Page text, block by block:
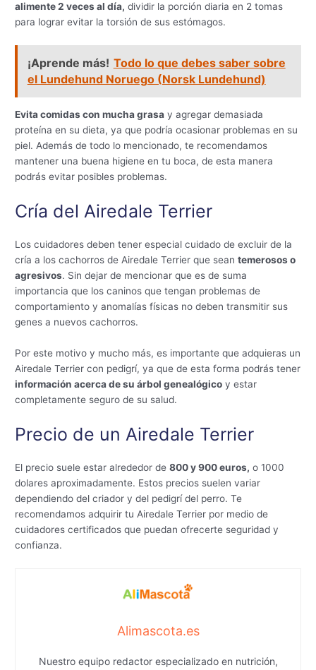
alimente 2 veces al día, dividir la porción diaria en 2 tomas
para lograr evitar la torsión de sus estómagos.
¡Aprende más! Todo lo que debes saber sobre
el Lundehund Noruego (Norsk Lundehund)
Evita comidas con mucha grasa y agregar demasiada
proteína en su dieta, ya que podría ocasionar problemas en su
piel. Además de todo lo mencionado, te recomendamos
mantener una buena higiene en tu boca, de esta manera
podrás evitar posibles problemas.
Cría del Airedale Terrier
Los cuidadores deben tener especial cuidado de excluir de la
cría a los cachorros de Airedale Terrier que seantemerosos o
agresivos. Sin dejar de mencionar que es de suma
importancia que los caninos que tengan problemas de
comportamiento y anomalías físicas no deben transmitir sus
genes a nuevos cachorros.
Por este motivo y mucho más, es importante que adquieras un
Airedale Terrier con pedigrí, ya que de esta forma podrás tener
información acerca de su árbol genealógico y estar
completamente seguro de su salud.
Precio de un Airedale Terrier
El precio suele estar alrededor de800 y 900 euros, o 1000
dolares aproximadamente. Estos precios suelen variar
dependiendo del criador y del pedigrí del perro. Te
recomendamos adquirir tu Airedale Terrier por medio de
cuidadores certificados que puedan ofrecerte seguridad y
confianza.
Alimascota.es
Nuestro equipo redactor especializado en nutrición,